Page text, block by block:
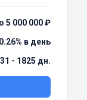
5 000 000 ₽
в день
31 - 1825 дн.